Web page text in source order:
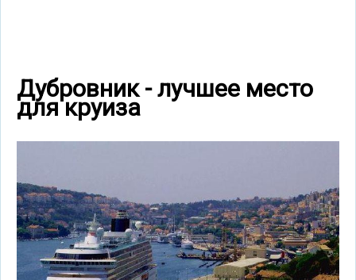
Дубровник - лучшее место
для круиза